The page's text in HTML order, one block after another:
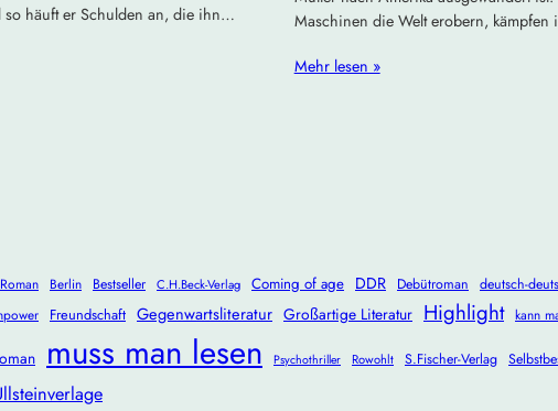
häuft er Schulden an, die ihn…
Maschinen die Welt erobern,
Mehr lesen »
Berlin Bestseller C.H.Beck-Verlag Coming of age DDR Debütroman deutsch-
Freundschaft Gegenwartsliteratur Großartige Literatur Highlight kann
muss man lesen Psychothriller Rowohlt S.Fischer-Verlag